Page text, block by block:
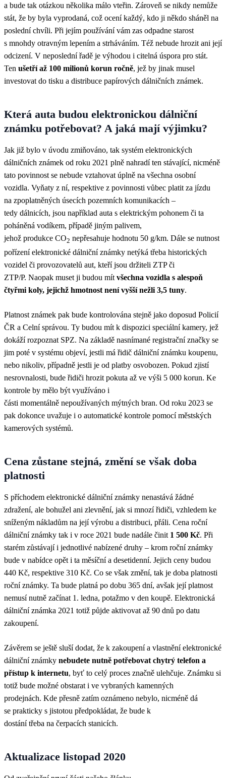
a bude tak otázkou několika málo vteřin. Zároveň se nikdy nemůže
stát, že by byla vyprodaná, což ocení každý, kdo ji někdo sháněl na
poslední chvíli. Při jejím používání vám zas odpadne starost
s mnohdy otravným lepením a strháváním. Též nebude hrozit ani její
odcizení. V neposlední řadě je výhodou i citelná úspora pro stát.
Ten ušetří až 100 milionů korun ročně, jež by jinak musel
investovat do tisku a distribuce papírových dálničních známek.
Která auta budou elektronickou dálniční
známku potřebovat? A jaká mají výjimku?
Jak již bylo v úvodu zmiňováno, tak systém elektronických
dálničních známek od roku 2021 plně nahradí ten stávající, nicméně
tato povinnost se nebude vztahovat úplně na všechna osobní
vozidla. Vyňaty z ní, respektive z povinnosti vůbec platit za jízdu
na zpoplatněných úsecích pozemních komunikacích –
tedy dálnicích, jsou například auta s elektrickým pohonem či ta
poháněná vodíkem, případě jiným palivem,
jehož produkce CO2 nepřesahuje hodnotu 50 g/km. Dále se nutnost
pořízení elektronické dálniční známky netýká třeba historických
vozidel či provozovatelů aut, kteří jsou držiteli ZTP či
ZTP/P. Naopak muset ji budou mít všechna vozidla s alespoň
čtyřmi koly, jejichž hmotnost není vyšší nežli 3,5 tuny.
Platnost známek pak bude kontrolována stejně jako doposud Policií
ČR a Celní správou. Ty budou mít k dispozici speciální kamery, jež
dokáží rozpoznat SPZ. Na základě nasnímané registrační značky se
jim poté v systému objeví, jestli má řidič dálniční známku koupenu,
nebo nikoliv, případně jestli je od platby osvobozen. Pokud zjistí
nesrovnalosti, bude řidiči hrozit pokuta až ve výši 5 000 korun. Ke
kontrole by mělo být využíváno i
části momentálně nepoužívaných mýtných bran. Od roku 2023 se
pak dokonce uvažuje i o automatické kontrole pomocí městských
kamerových systémů.
Cena zůstane stejná, změní se však doba
platnosti
S příchodem elektronické dálniční známky nenastává žádné
zdražení, ale bohužel ani zlevnění, jak si mnozí řidiči, vzhledem ke
sníženým nákladům na její výrobu a distribuci, přáli. Cena roční
dálniční známky tak i v roce 2021 bude nadále činit 1 500 Kč. Při
starém zůstávají i jednotlivé nabízené druhy – krom roční známky
bude v nabídce opět i ta měsíční a desetidenní. Jejich ceny budou
440 Kč, respektive 310 Kč. Co se však změní, tak je doba platnosti
roční známky. Ta bude platná po dobu 365 dní, avšak její platnost
nemusí nutně začínat 1. ledna, potažmo v den koupě. Elektronická
dálniční známka 2021 totiž půjde aktivovat až 90 dnů po datu
zakoupení.
Závěrem se ještě sluší dodat, že k zakoupení a vlastnění elektronické
dálniční známky nebudete nutně potřebovat chytrý telefon a
přístup k internetu, byť to celý proces značně ulehčuje. Známku si
totiž bude možné obstarat i ve vybraných kamenných
prodejnách. Kde přesně zatím oznámeno nebylo, nicméně dá
se prakticky s jistotou předpokládat, že bude k
dostání třeba na čerpacích stanicích.
Aktualizace listopad 2020